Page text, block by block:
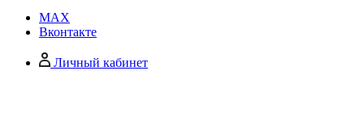
MAX
Вконтакте
Личный кабинет